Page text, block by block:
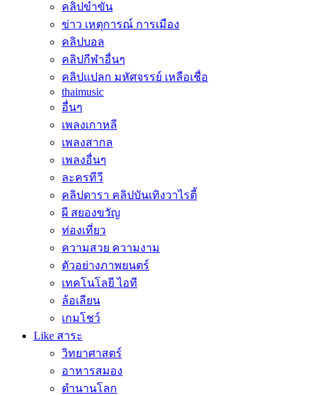
คลิปขำขัน
ข่าว เหตุการณ์ การเมือง
คลิปบอล
คลิปกีฬาอื่นๆ
คลิปแปลก มหัศจรรย์ เหลือเชื่อ
thaimusic
อื่นๆ
เพลงเกาหลี
เพลงสากล
เพลงอื่นๆ
ละครทีวี
คลิปดารา คลิปบันเทิงวาไรตี้
ผี สยองขวัญ
ท่องเที่ยว
ความสวย ความงาม
ตัวอย่างภาพยนตร์
เทคโนโลยี ไอที
ล้อเลียน
เกมโชว์
Like สาระ
วิทยาศาสตร์
อาหารสมอง
ตำนานโลก